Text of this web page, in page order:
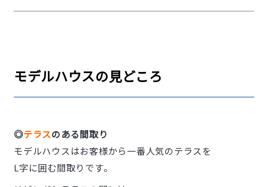
モデルハウスの見どころ
◎テラスのある間取り
モデルハウスはお客様から一番人気のテラスを
L字に囲む間取りです。